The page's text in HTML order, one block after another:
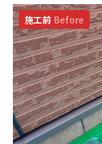
施工前 Before